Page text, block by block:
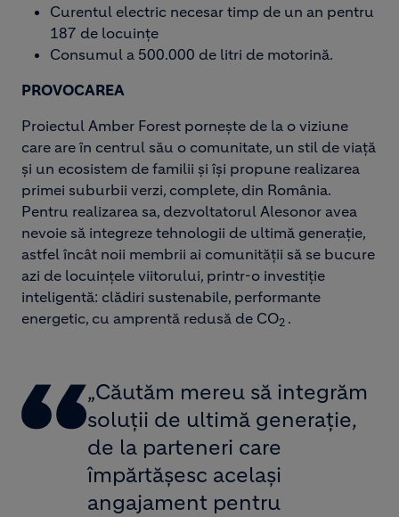
Curentul electric necesar timp de un an pentru
187 de locuințe
Consumul a 500.000 de litri de motorină.
PROVOCAREA
Proiectul Amber Forest pornește de la o viziune
care are în centrul său o comunitate, un stil de viață
și un ecosistem de familii și își propune realizarea
primei suburbii verzi, complete, din România.
Pentru realizarea sa, dezvoltatorul Alesonor avea
nevoie să integreze tehnologii de ultimă generație,
astfel încât noii membrii ai comunității să se bucure
azi de locuințele viitorului, printr-o investiție
inteligentă: clădiri sustenabile, performante
energetic, cu amprentă redusă de CO2 .
„Căutăm mereu să integrăm
soluții de ultimă generație,
de la parteneri care
împărtășesc același
angajament pentru